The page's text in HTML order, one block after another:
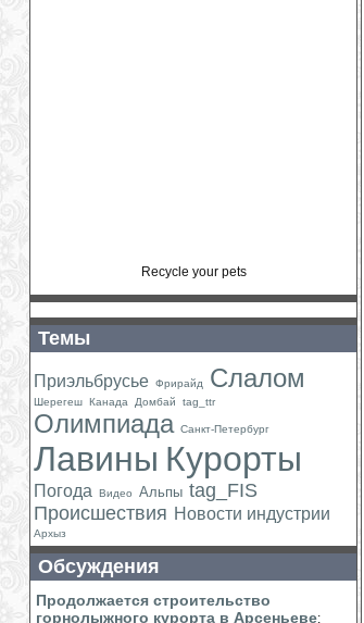
Recycle your pets
Темы
Приэльбрусье Фрирайд Слалом
Шерегеш Канада Домбай tag_ttr
Олимпиада Санкт-Петербург
Лавины Курорты
Погода Видео Альпы tag_FIS
Происшествия Новости индустрии
Архыз
Обсуждения
Продолжается строительство
горнолыжного курорта в Арсеньеве: